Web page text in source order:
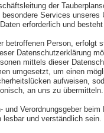
der
Services
erforderlich und
Person,
Datenschutzerklärung
mittels dieser
umgesetzt, um einen
aufweisen,
an uns zu übermitteln.
Verordnungsgeber
und verständlich